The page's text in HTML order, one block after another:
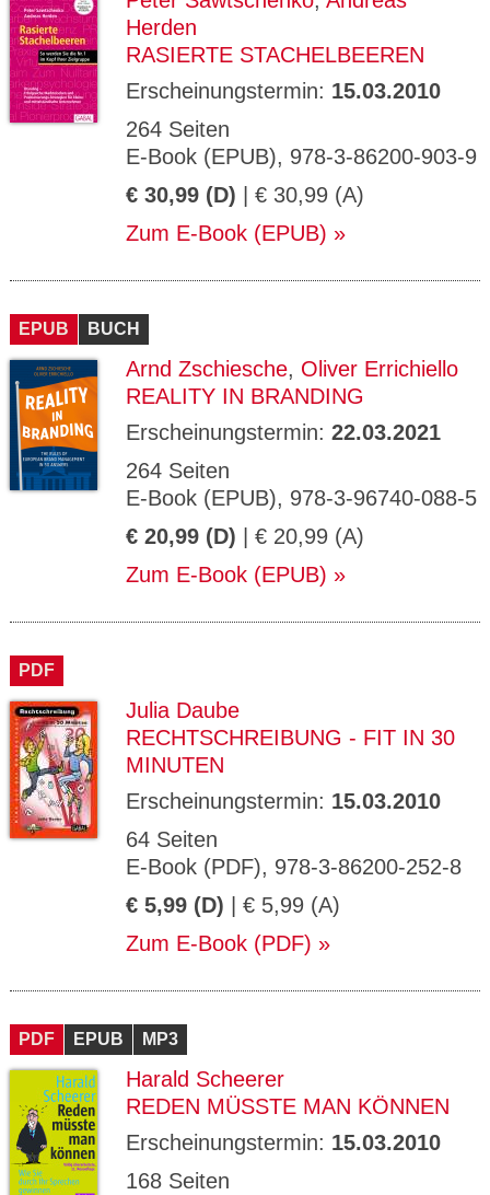
Herden
RASIERTE STACHELBEEREN
Erscheinungstermin: 15.03.2010
264 Seiten
E-Book (EPUB), 978-3-86200-903-9
€ 30,99 (D) | € 30,99 (A)
Zum E-Book (EPUB)
EPUB BUCH
Arnd Zschiesche, Oliver Errichiello
REALITY IN BRANDING
Erscheinungstermin: 22.03.2021
264 Seiten
E-Book (EPUB), 978-3-96740-088-5
€ 20,99 (D) | € 20,99 (A)
Zum E-Book (EPUB)
PDF
Julia Daube
RECHTSCHREIBUNG - FIT IN 30
MINUTEN
Erscheinungstermin: 15.03.2010
64 Seiten
E-Book (PDF), 978-3-86200-252-8
€ 5,99 (D) | € 5,99 (A)
Zum E-Book (PDF)
PDF EPUB MP3
Harald Scheerer
REDEN MÜSSTE MAN KÖNNEN
Erscheinungstermin: 15.03.2010
168 Seiten